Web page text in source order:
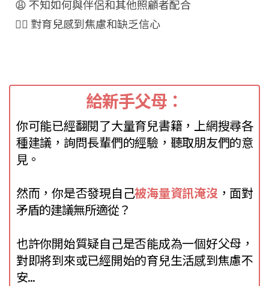
😩 不知如何與伴侶和其他照顧者配合
😵‍💫 對育兒感到焦慮和缺乏信心
給新手父母：
你可能已經翻閱了大量育兒書籍，上網搜尋各
種建議，詢問長輩們的經驗，聽取朋友們的意
見。
然而，你是否發現自己被海量資訊淹沒，面對
矛盾的建議無所適從？
也許你開始質疑自己是否能成為一個好父母，
對即將到來或已經開始的育兒生活感到焦慮不
安...